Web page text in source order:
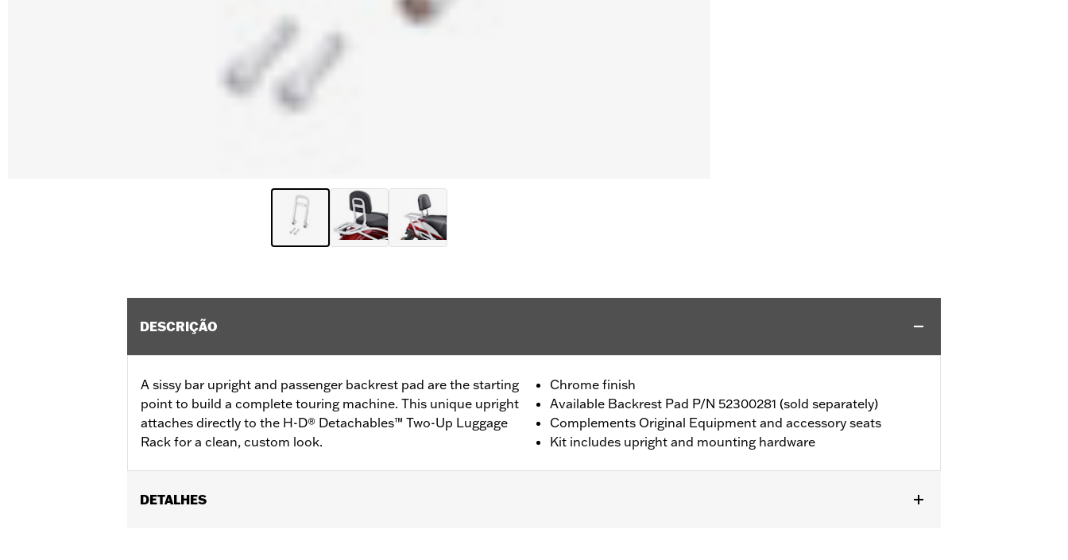
DESCRIÇÃO
A sissy bar upright and passenger backrest pad are the starting
point to build a complete touring machine. This unique upright
attaches directly to the H-D® Detachables™ Two-Up Luggage
Rack for a clean, custom look.
Chrome finish
Available Backrest Pad P/N 52300281 (sold separately)
Complements Original Equipment and accessory seats
Kit includes upright and mounting hardware
DETALHES